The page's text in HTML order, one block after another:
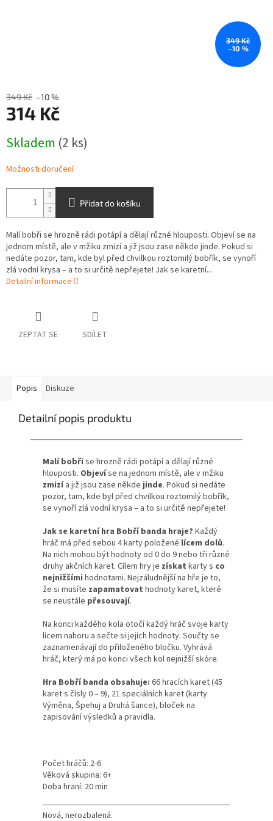
349 Kč
–10 %
349 Kč –10 %
314 Kč
cena:
Skladem (2 ks)
Možnosti doručení
Přidat do košíku
Malí bobři se hrozně rádi potápí a dělají různé hlouposti. Objeví se na
jednom místě, ale v mžiku zmizí a již jsou zase někde jinde. Pokud si
nedáte pozor, tam, kde byl před chvilkou roztomilý bobřík, se vynoří
zlá vodní krysa – a to si určitě nepřejete! Jak se karetní...
Detailní informace
ZEPTAT SE SDÍLET
Popis Diskuze
Detailní popis produktu
Malí bobři se hrozně rádi potápí a dělají různé
hlouposti. Objevíse na jednom místě, ale v mžiku
zmizía již jsou zase někdejinde. Pokud si nedáte
pozor, tam, kde byl před chvilkou roztomilý bobřík,
se vynoří zlá vodní krysa – a to si určitě nepřejete!
Jak se karetní hra Bobří banda hraje? Každý
hráč má před sebou 4 karty položené lícem dolů.
Na nich mohou být hodnoty od 0 do 9 nebo tři různé
druhy akčních karet. Cílem hry je získat karty s co
nejnižšími hodnotami. Nejzáludnější na hře je to,
že si musíte zapamatovat hodnoty karet, které
se neustále přesouvají.
Na konci každého kola otočí každý hráč svoje karty
lícem nahoru a sečte si jejich hodnoty. Součty se
zaznamenávají do přiloženého bločku. Vyhrává
hráč, který má po konci všech kol nejnižší skóre.
Hra Bobří banda obsahuje: 66 hracích karet (45
karet s čísly 0 – 9), 21 speciálních karet (karty
Výměna, Špehuj a Druhá šance), bloček na
zapisování výsledků a pravidla.
Počet hráčů: 2-6
Věková skupina: 6+
Doba hraní: 20 min
Nová, nerozbalená.